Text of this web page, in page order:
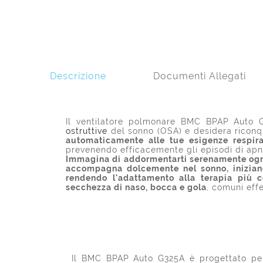
Descrizione Documenti Allegati
Il ventilatore polmonare BMC BPAP
ostruttive del sonno (OSA) e desidera
automaticamente alle tue esigenze
prevenendo efficacemente gli episodi di
Immagina di addormentarti serenamente
accompagna dolcemente nel sonno,
rendendo l'adattamento alla terapia più
secchezza di naso, bocca e gola, comuni
Il BMC BPAP Auto G325A è progettato